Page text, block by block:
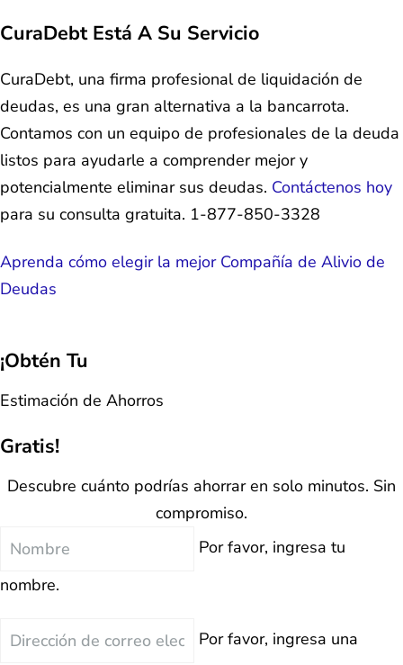
CuraDebt Está A Su Servicio
CuraDebt, una firma profesional de liquidación de
deudas, es una gran alternativa a la bancarrota.
Contamos con un equipo de profesionales de la deuda
listos para ayudarle a comprender mejor y
potencialmente eliminar sus deudas. Contáctenos hoy
para su consulta gratuita. 1-877-850-3328
Aprenda cómo elegir la mejor Compañía de Alivio de
Deudas
¡Obtén Tu
Estimación de Ahorros
Gratis!
Descubre cuánto podrías ahorrar en solo minutos. Sin
compromiso.
Nombre
Por favor, ingresa tu
nombre.
Correo
Por favor, ingresa una